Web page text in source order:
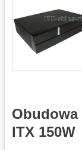
Obudowa
ITX 150W